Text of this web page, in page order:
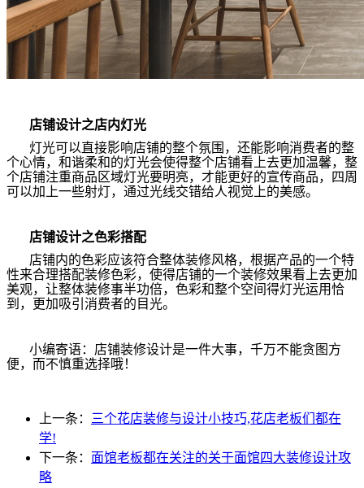
店铺设计之店内灯光
灯光可以直接影响店铺的整个氛围，还能影响消费者的整
个心情，和谐柔和的灯光会使得整个店铺看上去更加温馨，整
个店铺注重商品区域灯光要明亮，才能更好的宣传商品，四周
可以加上一些射灯，通过光线交错给人视觉上的美感。
店铺设计之色彩搭配
店铺内的色彩应该符合整体装修风格，根据产品的一个特
性来合理搭配装修色彩，使得店铺的一个装修效果看上去更加
美观，让整体装修事半功倍，色彩和整个空间得灯光运用恰
到，更加吸引消费者的目光。
小编寄语：店铺装修设计是一件大事，千万不能贪图方
便，而不慎重选择哦！
上一条：
三个花店装修与设计小技巧,花店老板们都在
学!
下一条： 面馆老板都在关注的关于面馆四大装修设计攻
略